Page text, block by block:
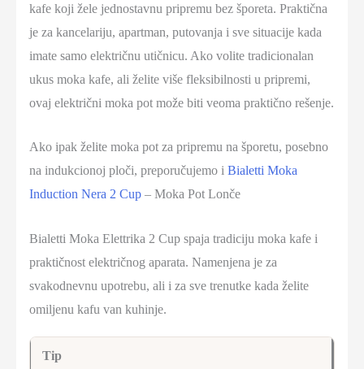
kafe koji žele jednostavnu pripremu bez šporeta. Praktična
je za kancelariju, apartman, putovanja i sve situacije kada
imate samo električnu utičnicu. Ako volite tradicionalan
ukus moka kafe, ali želite više fleksibilnosti u pripremi,
ovaj električni moka pot može biti veoma praktično rešenje.
Ako ipak želite moka pot za pripremu na šporetu, posebno
na indukcionoj ploči, preporučujemo i Bialetti Moka
Induction Nera 2 Cup – Moka Pot Lonče
Bialetti Moka Elettrika 2 Cup spaja tradiciju moka kafe i
praktičnost električnog aparata. Namenjena je za
svakodnevnu upotrebu, ali i za sve trenutke kada želite
omiljenu kafu van kuhinje.
Tip